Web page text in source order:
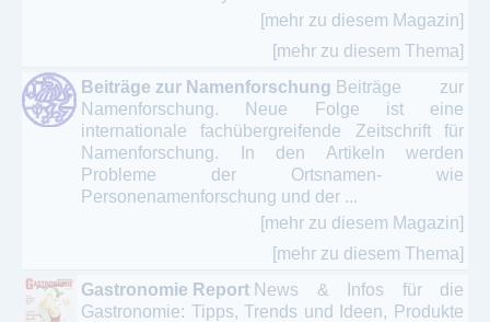
[mehr zu diesem Magazin]
[mehr zu diesem Thema]
Beiträge zur Namenforschung Beiträge zur
Namenforschung. Neue Folge ist eine
internationale fachübergreifende Zeitschrift für
Namenforschung. In den Artikeln werden
Probleme der Ortsnamen- wie
Personenamenforschung und der ...
[mehr zu diesem Magazin]
[mehr zu diesem Thema]
Gastronomie Report News & Infos für die
Gastronomie: Tipps, Trends und Ideen, Produkte